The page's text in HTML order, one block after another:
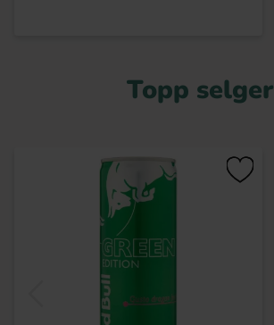
Topp selger